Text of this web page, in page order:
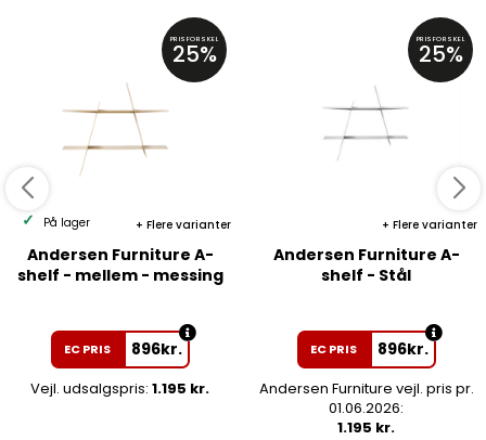
PRISFORSKEL
25%
Flere varianter
På lager
Andersen Furniture A-
shelf - mellem - messing
EC PRIS 896kr.
Vejl. udsalgspris: 1.195 kr.
PRISFORSKEL
25%
Flere varianter
Andersen Furniture A-
shelf - Stål
EC PRIS 896kr.
Andersen Furniture vejl. pris pr.
01.06.2026:
1.195 kr.